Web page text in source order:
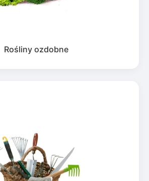
Rośliny ozdobne